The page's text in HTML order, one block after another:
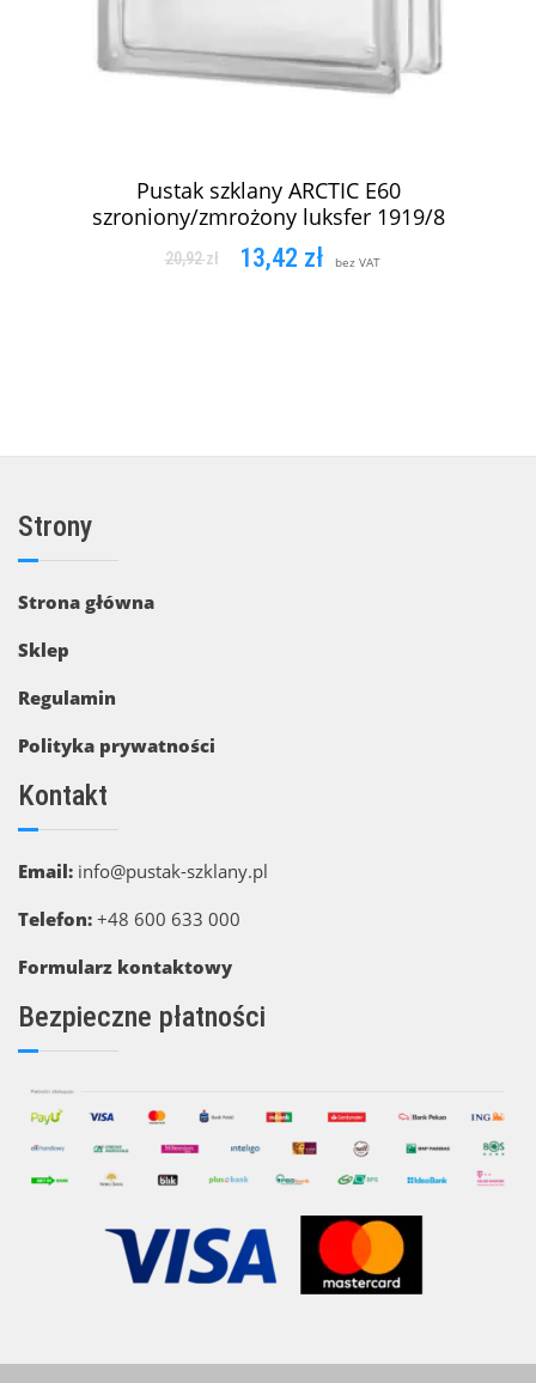
Pustak szklany ARCTIC E60
szroniony/zmrożony luksfer 1919/8
20,92zł 13,42 zł bez VAT
Strony
Strona główna
Sklep
Regulamin
Polityka prywatności
Kontakt
Email: info@pustak-szklany.pl
Telefon: +48 600 633 000
Formularz kontaktowy
Bezpieczne płatności